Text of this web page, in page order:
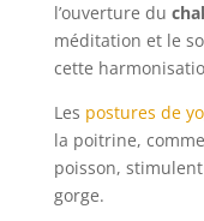
l’ouverture du
méditation et le
cette
Les postures de
la poitrine,
poisson,
gorge.